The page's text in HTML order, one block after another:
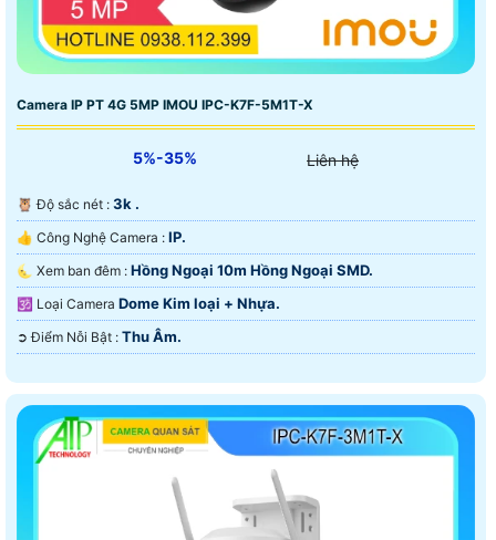
Camera IP PT 4G 5MP IMOU IPC-K7F-5M1T-X
5%-35% Liên hệ
🦉 Độ sắc nét : 3k .
👍 Công Nghệ Camera : IP.
🌜 Xem ban đêm : Hồng Ngoại 10m Hồng Ngoại SMD.
🕉️ Loại Camera Dome Kim loại + Nhựa.
️➲ Điểm Nỗi Bật : Thu Âm.